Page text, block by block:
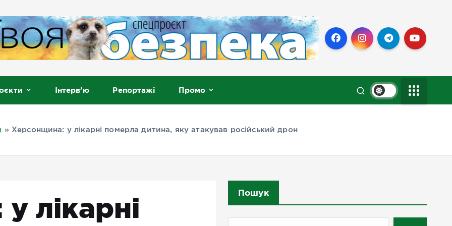
Інтерв’ю Репортажі Промо
» Херсонщина: у лікарні померла дитина, яку атакував російський дрон
лікарні
Пошук